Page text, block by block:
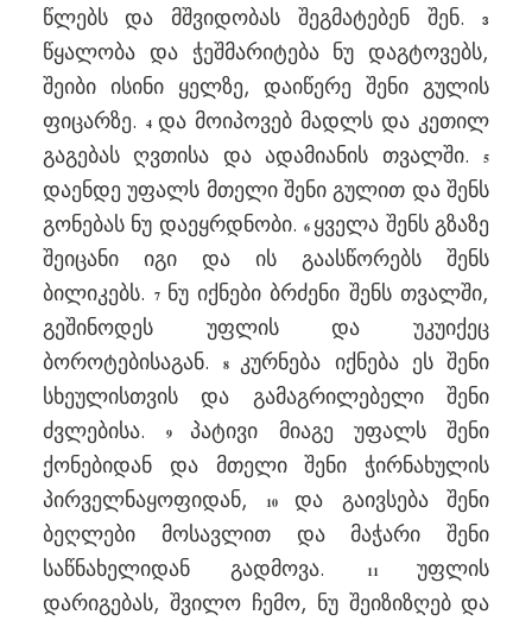
წლებს და მშვიდობას შეგმატებენ შენ.3
წყალობა და ჭეშმარიტება ნუ დაგტოვებს,
შეიბი ისინი ყელზე, დაიწერე შენი გულის
ფიცარზე.
4 და მოიპოვებ მადლს და კეთილ
გაგებას ღვთისა და ადამიანის თვალში.5
დაენდე უფალს მთელი შენი გულით და შენს
გონებას ნუ დაეყრდნობი. 6 ყველა შენს გზაზე
შეიცანი იგი და ის გაასწორებს შენს
ბილიკებს.7 ნუ იქნები ბრძენი შენს თვალში,
გეშინოდეს უფლის და უკუიქეც
ბოროტებისაგან.8 კურნება იქნება ეს შენი
სხეულისთვის და გამაგრილებელი შენი
ძვლებისა.9 პატივი მიაგე უფალს შენი
ქონებიდან და მთელი შენი ჭირნახულის
პირველნაყოფიდან,
10 და გაივსება შენი
ბეღლები მოსავლით და მაჭარი შენი
საწნახელიდან გადმოვა.
11უფლის
დარიგებას, შვილო ჩემო, ნუ შეიზიზღებ და